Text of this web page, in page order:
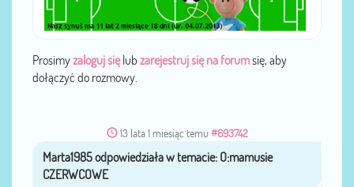
Prosimyzaloguj sięlub zarejestruj się na forumsię, aby
dołączyć do rozmowy.
13 lata 1 miesiąc temu #693742
przezMarta1985